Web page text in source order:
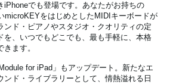
でも登場です。 あなたがお持ちの
microKEYをはじめとしたMIDIキーボードが
ンド・ピアノやスタジオ・クオリティの定
を、いつでもどこでも、最も手軽に、本格
ます。
for iPad」もアップデート。新たなエ
ンド・ライブラリーとして、情熱溢れる日